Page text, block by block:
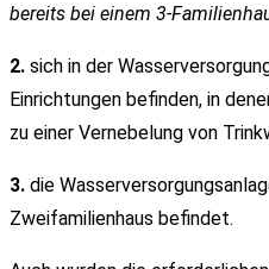
bereits bei einem 3-
2. sich in der
Einrichtungen befinden, in
zu einer Vernebelung von
3. die
Zweifamilienhaus befindet.